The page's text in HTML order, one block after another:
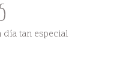
tan especial